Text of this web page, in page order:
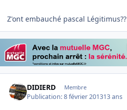
Z'ont embauché pascal Légitimus??
DIDIERD Membre
Publication:8 février 201313 ans